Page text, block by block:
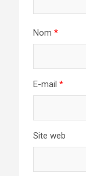
Nom *
E-mail *
Site web